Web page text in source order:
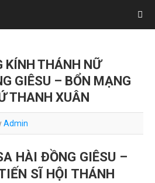
KÍNH THÁNH NỮ
GIÊSU – BỔN MẠNG
THANH XUÂN
Admin
HÀI ĐỒNG GIÊSU –
SĨ HỘI THÁNH